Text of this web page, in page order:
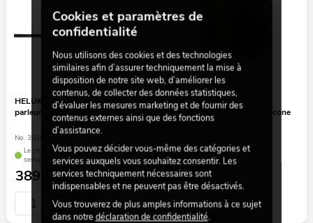
HELUKABEL Câble de haut-
parleur 2 x 4 100 m noir FRNC
No. 30300452
Le stock suffit pour env. 12
semaines.
389,00€
SOMMER CABLE Câble
d'instrument 100 m noir Tricone
XXL
Le stock suffit pour env. 12
semaines.
199,00
Cookies et paramètres de
confidentialité
Nous utilisons des cookies et des technologies
similaires afin d’assurer techniquement la mise à
disposition de notre site web, d’améliorer les
contenus, de collecter des données statistiques,
d’évaluer les mesures marketing et de fournir des
contenus externes ainsi que des fonctions
d’assistance.
Vous pouvez décider vous-même des catégories et
services auxquels vous souhaitez consentir. Les
services techniquement nécessaires sont
indispensables et ne peuvent pas être désactivés.
Vous trouverez de plus amples informations à ce sujet
dans notre déclaration de confidentialité.